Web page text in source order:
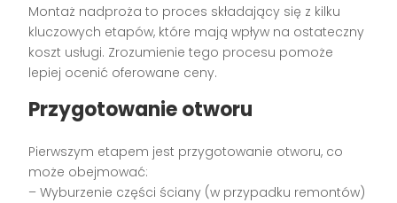
Montaż nadproża to proces składający się z kilku
kluczowych etapów, które mają wpływ na ostateczny
koszt usługi. Zrozumienie tego procesu pomoże
lepiej ocenić oferowane ceny.
Przygotowanie otworu
Pierwszym etapem jest przygotowanie otworu, co
może obejmować:
– Wyburzenie części ściany (w przypadku remontów)